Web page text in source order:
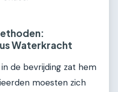
Waterkracht
de bevrijding zat hem
moesten zich